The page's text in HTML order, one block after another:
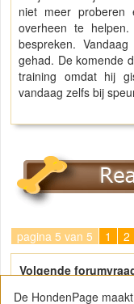
niet meer
overheen te
bespreken.
gehad. De komende
training omdat hij
vandaag zelfs bij
pagina 5 van 5 1 2
Volgende
De HondenPage